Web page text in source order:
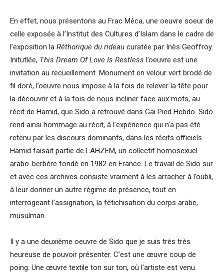
En effet, nous présentons au Frac Méca, une oeuvre soeur de
celle exposée à l’Institut des Cultures d’Islam dans le cadre de
l’exposition la Réthorique du rideau curatée par Inès Geoffroy.
Initutlée, This Dream Of Love Is Restless l’oeuvre est une
invitation au recueillement. Monument en velour vert brodé de
fil doré, l’oeuvre nous impose à la fois de relever la tête pour
la découvrir et à la fois de nous incliner face aux mots, au
récit de Hamid, que Sido a retrouvé dans Gai Pied Hebdo. Sido
rend ainsi hommage au récit, à l’expérience qui n’a pas été
retenu par les discours dominants, dans les récits officiels.
Hamid faisait partie de LAHZEM, un collectif homosexuel
arabo-berbère fondé en 1982 en France. Le travail de Sido sur
et avec ces archives consiste vraiment à les arracher à l’oubli,
à leur donner un autre régime de présence, tout en
interrogeant l’assignation, la fétichisation du corps arabe,
musulman.
Il y a une deuxième oeuvre de Sido que je suis très très
heureuse de pouvoir présenter. C’est une œuvre coup de
poing. Une œuvre textile ton sur ton, où l’artiste est venu